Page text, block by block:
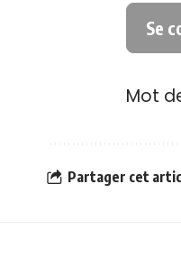
Mot
Partager cet